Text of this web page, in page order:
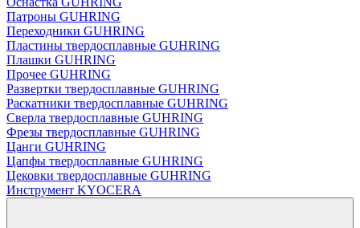
Патроны GUHRING
Переходники GUHRING
Пластины твердосплавные GUHRING
Плашки GUHRING
Прочее GUHRING
Развертки твердосплавные GUHRING
Раскатники твердосплавные GUHRING
Сверла твердосплавные GUHRING
Фрезы твердосплавные GUHRING
Цанги GUHRING
Цапфы твердосплавные GUHRING
Цековки твердосплавные GUHRING
Инструмент KYOCERA